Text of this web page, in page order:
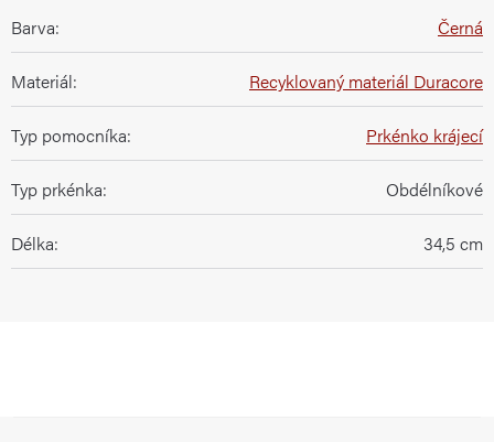
Barva: Černá
Materiál: Recyklovaný materiál Duracore
Typ pomocníka: Prkénko krájecí
Typ prkénka: Obdélníkové
Délka: 34,5 cm